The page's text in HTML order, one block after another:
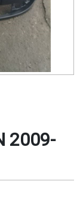
2009-